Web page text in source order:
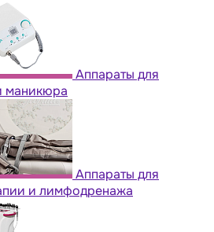
Аппараты для
маникюра
Аппараты для
и лимфодренажа